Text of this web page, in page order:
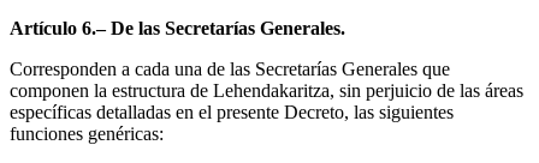
Artículo 6.– De las Secretarías Generales.
Corresponden a cada una de las Secretarías Generales que
componen la estructura de Lehendakaritza, sin perjuicio de las áreas
específicas detalladas en el presente Decreto, las siguientes
funciones genéricas: